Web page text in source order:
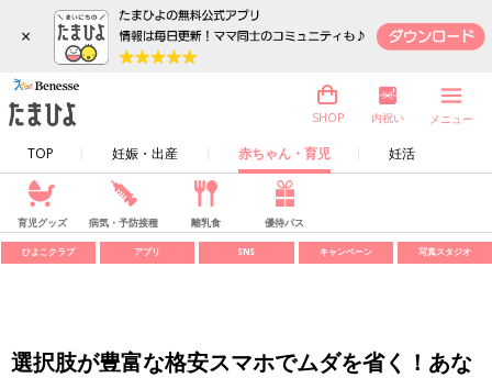
×
TOP 妊娠・出産 赤ちゃん・育児 妊活
SHOP 内祝い メニュー
育児グッズ 病気・予防接種 離乳食 優待パス
ひよこクラブ アプリ SNS キャンペーン 写真スタジオ
選択肢が豊富な格安スマホでムダを省く！あな